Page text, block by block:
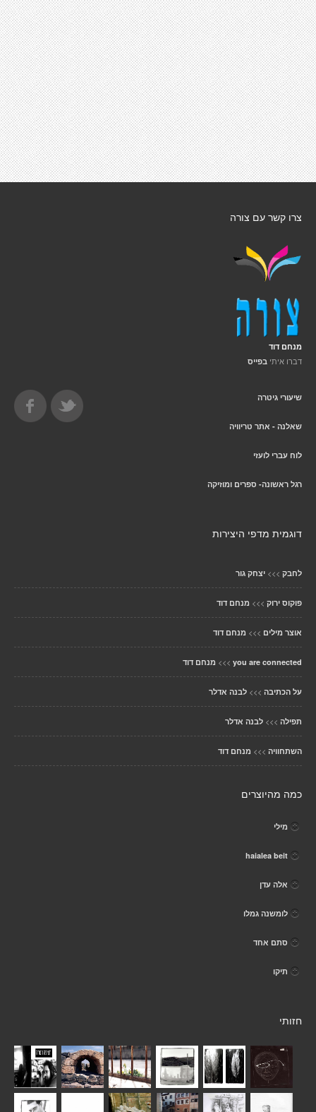
צרו קשר עם צורה
מנחם דוד
דברו איתי בפייס
שיעורי גיטרה
שאלנה - אתר טריוויה
לוח עברי לועזי
רגל ראשונה- ספרים ומוזיקה
דוגמית מדפי היצירות
לחבק >>> יצחק גור
פוקוס ירוק >>> מנחם דוד
אוצר מילים >>> מנחם דוד
you are connected
>>> מנחם דוד
על הכתיבה >>> לבנה אדלר
תפילה >>> לבנה אדלר
השתחוויה >>> מנחם דוד
כמה מהיוצרים
מילי
haialea beit
אלה עדן
לומשנה גמלו
סתם אחד
תיקו
חזותי